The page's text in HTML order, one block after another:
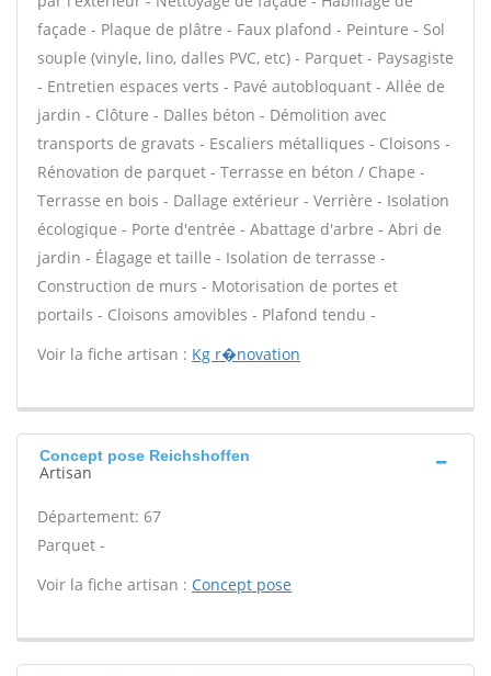
façade - Plaque de plâtre - Faux plafond - Peinture - Sol
souple (vinyle, lino, dalles PVC, etc) - Parquet - Paysagiste
- Entretien espaces verts - Pavé autobloquant - Allée de
jardin - Clôture - Dalles béton - Démolition avec
transports de gravats - Escaliers métalliques - Cloisons -
Rénovation de parquet - Terrasse en béton / Chape -
Terrasse en bois - Dallage extérieur - Verrière - Isolation
écologique - Porte d'entrée - Abattage d'arbre - Abri de
jardin - Élagage et taille - Isolation de terrasse -
Construction de murs - Motorisation de portes et
portails - Cloisons amovibles - Plafond tendu -
Voir la fiche artisan : Kg r�novation
Concept pose Reichshoffen
Artisan
Département: 67
Parquet -
Voir la fiche artisan : Concept pose